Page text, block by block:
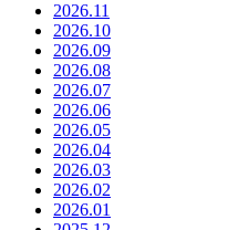
2026.11
2026.10
2026.09
2026.08
2026.07
2026.06
2026.05
2026.04
2026.03
2026.02
2026.01